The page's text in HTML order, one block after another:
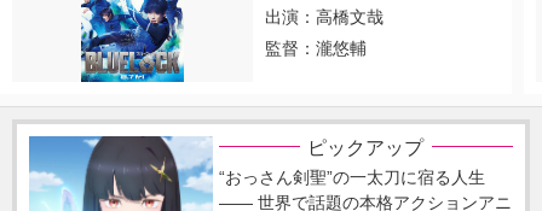
出演：高橋文哉
監督：瀧悠輔
ピックアップ
“おっさん剣聖”の一太刀に宿る人生
―― 世界で話題の本格アクションアニ